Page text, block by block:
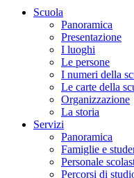
Scuola
Panoramica
Presentazione
I luoghi
Le persone
I numeri della
Le carte della
Organizzazione
La storia
Servizi
Panoramica
Famiglie e
Personale
Percorsi di